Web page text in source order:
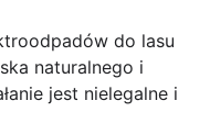
do lasu
naturalnego i
jest nielegalne i